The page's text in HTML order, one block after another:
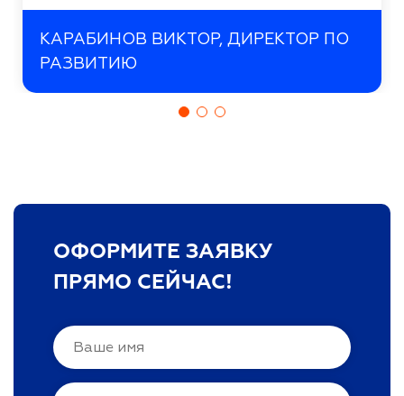
КАРАБИНОВ ВИКТОР, ДИРЕКТОР ПО
РАЗВИТИЮ
ОФОРМИТЕ ЗАЯВКУ
ПРЯМО СЕЙЧАС!